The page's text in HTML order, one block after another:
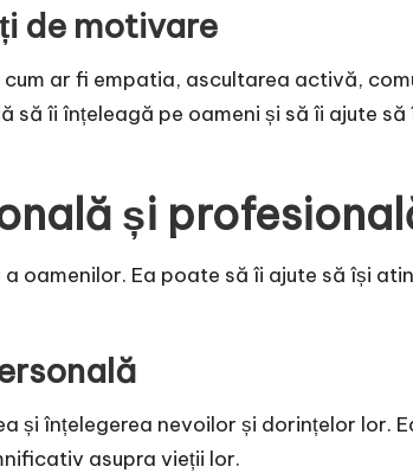
de motivare
ar fi empatia, ascultarea activă,
îi înțeleagă pe oameni și să îi ajute
și
oamenilor. Ea poate să îi ajute să își
înțelegerea nevoilor și dorințelor lor.
asupra vieții lor.